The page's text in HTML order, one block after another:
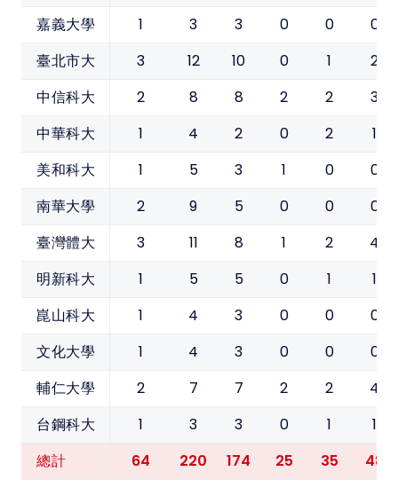
嘉義大學 1 3 3 0 0 0
臺北市大 3 12 10 0 1 2
中信科大 2 8 8 2 2 3
中華科大 1 4 2 0 2 1
美和科大 1 5 3 1 0 0
南華大學 2 9 5 0 0 0
臺灣體大 3 11 8 1 2 4
明新科大 1 5 5 0 1 1
崑山科大 1 4 3 0 0 0
文化大學 1 4 3 0 0 0
輔仁大學 2 7 7 2 2 4
台鋼科大 1 3 3 0 1 1
總計 64 220 174 25 35 48